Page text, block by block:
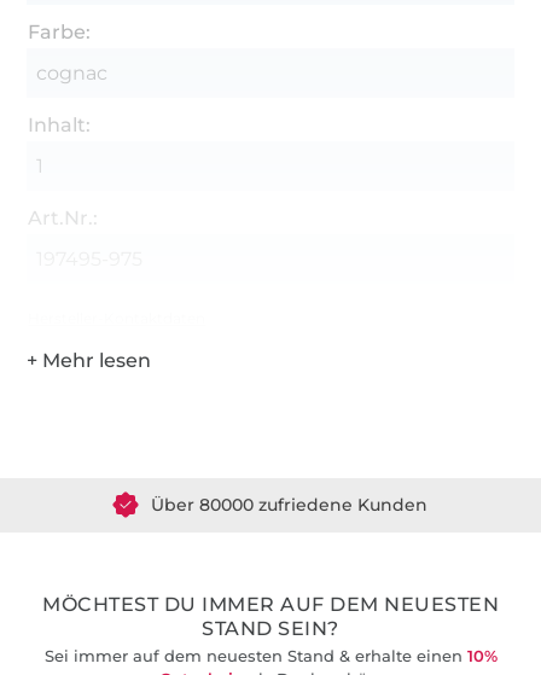
Farbe:
cognac
Inhalt:
1
Art.Nr.:
Über 80000 zufriedene Kunden
MÖCHTEST DU IMMER AUF DEM NEUESTEN
STAND SEIN?
Sei immer auf dem neuesten Stand & erhalte einen 10%